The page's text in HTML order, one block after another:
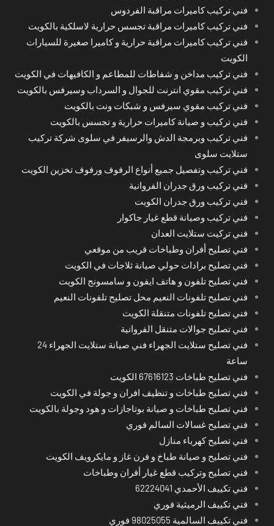
فني تركيب كاميرات مراقبة الفردوس
فني تركيب كاميرات مراقبة تجسس حرارية لاسلكية بالكويت
فني تركيب كاميرات مراقبة حرارية و كاميرا صغيرة للسيارات
الكويت
فني تركيب مداخن و شفاطات للمطاعم و الكافيهات في الكويت
فني تركيب مقوي انترنت للجوال و السرداب وسيرفس بالكويت
فني تركيب مقوي سيرفس و شبكات ونت بالكويت
فني تركيب و صيانة كاميرات حرارية و تجسس بالكويت
فني تركيب وبرمجة الدش والرسيفر في سلوى شركة تركيب
ستلايت سلوى
فني تركيب وتفصيل جميع أنواع الرفوف ورفوف تخزين الكويت
فني تركيب ورق جدران الفروانية
فني تركيب ورق جدران الكويت
فني تركيب وصيانة قطع غيار جاكوار
فني تركيت ستلايت العدان
فني تصليح أفران وطباخات قريب من موقعي
فني تصليح برادات حولي صيانة ثلاجات في الكويت
فني تصليح تلفون و هاتف ايفون و سامسونج الكويت
فني تصليح تلفونات النعيم محل تصليح تلفونات النعيم
فني تصليح تلفونات متنقلة الكويت
فني تصليح جوالات متنقل الفروانية
فني تصليح ستلايت الجهراء فني صيانة ستلايت الجهراء 24
ساعة
فني تصليح طباخات 67616123 الكويت
فني تصليح طباخات و تنظيف افران و جولة في الكويت
فني تصليح طباخات و صيانة بوتاجازات و هود وجولة بالكويت
فني تصليح غسالات السالم فوري
فني تصليح كهرباء منازل
فني تصليح و صيانة طباخ و فرن غاز و مايكرويف الكويت
فني تصليح وتركيب قطع غيار أفران وطباخات
فني تكييف الأحمدي 62224041
فني تكييف الرميثية فوري
فني تكييف السالمية 98025055 فوري